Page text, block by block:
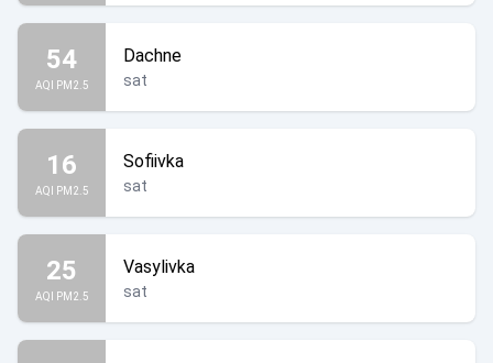
54
AQI PM2.5
Dachne
sat
16
AQI PM2.5
Sofiivka
sat
25
AQI PM2.5
Vasylivka
sat